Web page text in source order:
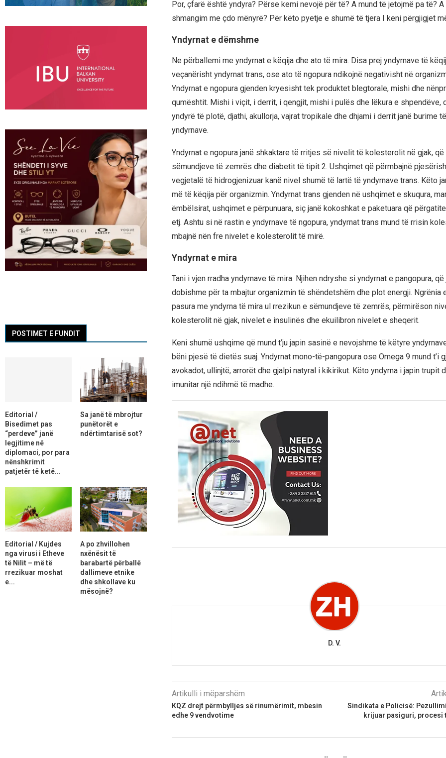
Por, çfarë është yndyra? Përse kemi nevojë për të? A mund të jetojmë pa të? A
shmangim me çdo mënyrë? Për këto pyetje e shumë të tjera I keni përgjigjet
Yndyrnat e dëmshme
Ne përballemi me yndyrnat e këqija dhe ato të mira. Disa prej yndyrnave të
veçanërisht yndyrnat trans, ose ato të ngopura ndikojnë negativisht në
Yndyrnat e ngopura gjenden kryesisht tek produktet blegtorale, mishi dhe
qumështit. Mishi i viçit, i derrit, i qengjit, mishi i pulës dhe lëkura e shpendëve,
yndyrë të plotë, djathi, akullorja, vajrat tropikale dhe dhjami i derrit janë burime
yndyrnave.
Yndyrnat e ngopura janë shkaktare të rritjes së nivelit të kolesterolit në gjak,
sëmundjeve të zemrës dhe diabetit të tipit 2. Ushqimet që përmbajnë
vegjetalë të hidrogjenizuar kanë nivel shumë të lartë të yndyrnave trans. Këto
më të këqija për organizmin. Yndyrnat trans gjenden në ushqimet e skuqura,
ëmbëlsirat, ushqimet e përpunuara, siç janë kokoshkat e paketuara që
etj. Ashtu si në rastin e yndyrnave të ngopura, yndyrnat trans mund të rrisin
mbajnë nën fre nivelet e kolesterolit të mirë.
Yndyrnat e mira
Tani i vjen rradha yndyrnave të mira. Njihen ndryshe si yndyrnat e pangopura, që
dobishme për ta mbajtur organizmin të shëndetshëm dhe plot energji. Ngrënia
pasura me yndyrna të mira ul rrezikun e sëmundjeve të zemrës, përmirëson
kolesterolit në gjak, nivelet e insulinës dhe ekuilibron nivelet e sheqerit.
Keni shumë ushqime që mund t’ju japin sasinë e nevojshme të këtyre
bëni pjesë të dietës suaj. Yndyrnat mono-të-pangopura ose Omega 9 mund t’i
avokadot, ullinjtë, arrorët dhe gjalpi natyral i kikirikut. Këto yndyrna i japin trupit
imunitar një ndihmë të madhe.
D. V.
Artikulli i mëparshëm
KQZ drejt përmbylljes së rinumërimit, mbesin
edhe 9 vendvotime
Sindikata e Policisë:
krijuar pasiguri, procesi
POSTIMET E FUNDIT
Editorial /
Bisedimet pas
“perdeve” janë
legjitime në
diplomaci, por para
nënshkrimit
patjetër të ketë...
Sa janë të mbrojtur
punëtorët e
ndërtimtarisë sot?
Editorial / Kujdes
nga virusi i Etheve
të Nilit – më të
rrezikuar moshat
e...
A po zhvillohen
nxënësit të
barabartë përballë
dallimeve etnike
dhe shkollave ku
mësojnë?